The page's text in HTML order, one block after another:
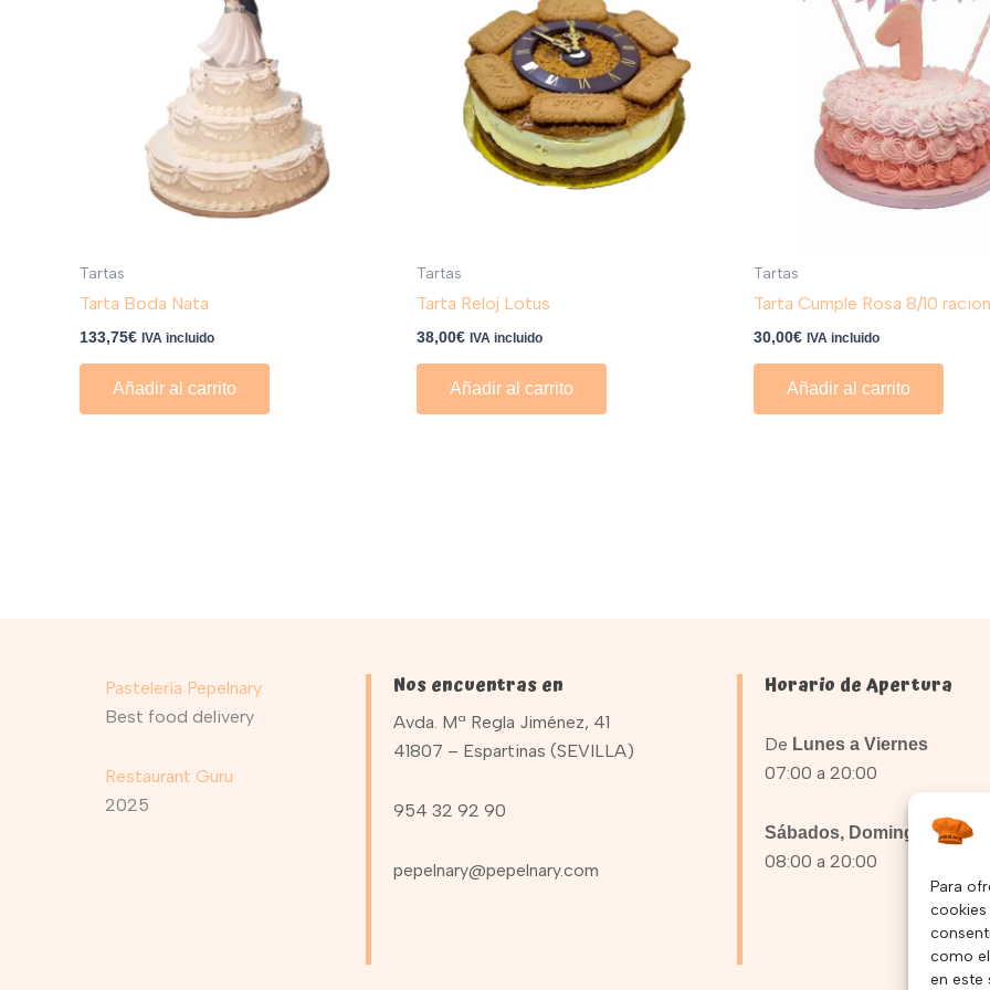
Para
como
en este
Tartas
Tarta Boda Nata
133,75€ IVA incluido
Añadir al carrito
Tartas
Tarta Reloj Lotus
38,00€ IVA incluido
Añadir al carrito
Tartas
Tarta Cumple Rosa 8/10
30,00€ IVA incluido
Añadir al carrito
Pastelería Pepelnary
Best food delivery
Restaurant Guru
2025
Nos encuentras en
Avda. Mª Regla Jiménez, 41
41807 – Espartinas (SEVILLA)
954 32 92 90
pepelnary@pepelnary.com
Horario de Apertura
De Lunes a Viernes
07:00 a 20:00
Sábados, Domingos y
08:00 a 20:00